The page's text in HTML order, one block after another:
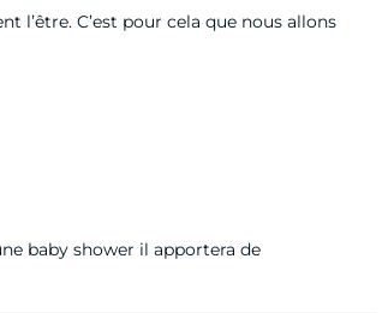
l’être. C’est pour cela que nous allons
baby shower il apportera de